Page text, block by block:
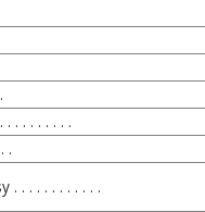
. . . . . . . .
.
. . . . . . . . . . .